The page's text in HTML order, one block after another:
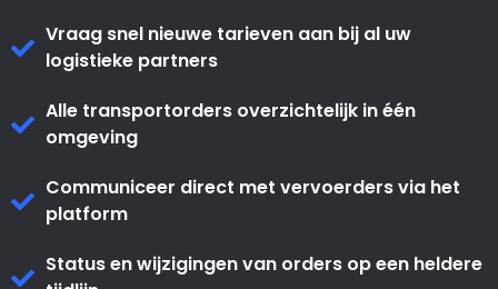
Vraag snel nieuwe tarieven aan bij al uw
logistieke partners
Alle transportorders overzichtelijk in één
omgeving
Communiceer direct met vervoerders via het
platform
Status en wijzigingen van orders op een heldere